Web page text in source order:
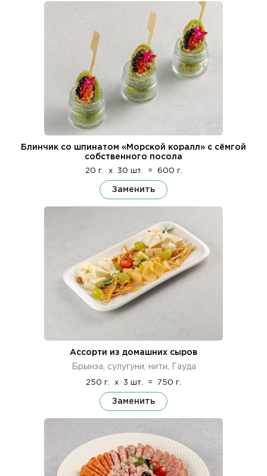
Блинчик со шпинатом «Морской коралл» с сёмгой
собственного посола
20 г. x 30 шт. = 600 г.
Заменить
Ассорти из домашних сыров
Брынза, сулугуни, нити, Гауда
250 г. x 3 шт. = 750 г.
Заменить